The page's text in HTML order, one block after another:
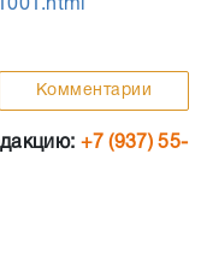
Комментарии
+7 (937) 55-